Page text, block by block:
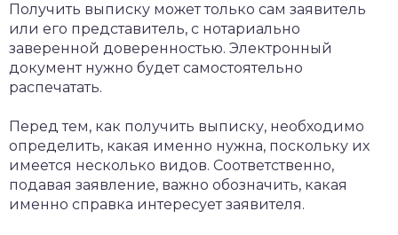
Получить выписку может только сам заявитель
или его представитель, с нотариально
заверенной доверенностью. Электронный
документ нужно будет самостоятельно
распечатать.
Перед тем, как получить выписку, необходимо
определить, какая именно нужна, поскольку их
имеется несколько видов. Соответственно,
подавая заявление, важно обозначить, какая
именно справка интересует заявителя.